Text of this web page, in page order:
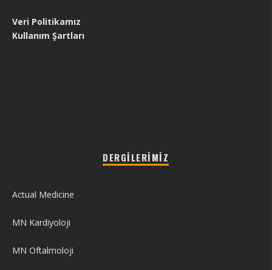
Veri Politikamız
Kullanım Şartları
DERGILERIMIZ
Actual Medicine
MN Kardiyoloji
MN Oftalmoloji